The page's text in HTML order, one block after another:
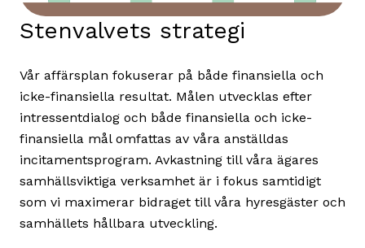
Stenvalvets strategi
Vår affärsplan fokuserar på både finansiella och
icke-finansiella resultat. Målen utvecklas efter
intressentdialog och både finansiella och icke-
finansiella mål omfattas av våra anställdas
incitamentsprogram. Avkastning till våra ägares
samhällsviktiga verksamhet är i fokus samtidigt
som vi maximerar bidraget till våra hyresgäster och
samhällets hållbara utveckling.